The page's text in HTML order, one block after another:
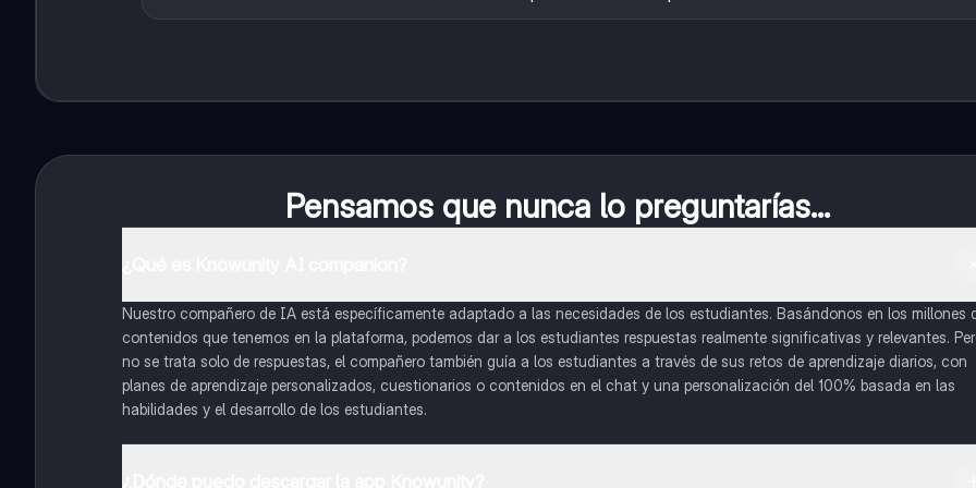
Pensamos que nunca lo preguntarías...
Nuestro compañero de IA está específicamente adaptado a las necesidades de los estudiantes. Basándonos en los millones
contenidos que tenemos en la plataforma, podemos dar a los estudiantes respuestas realmente significativas y relevantes.
no se trata solo de respuestas, el compañero también guía a los estudiantes a través de sus retos de aprendizaje diarios, con
planes de aprendizaje personalizados, cuestionarios o contenidos en el chat y una personalización del 100% basada en las
habilidades y el desarrollo de los estudiantes.